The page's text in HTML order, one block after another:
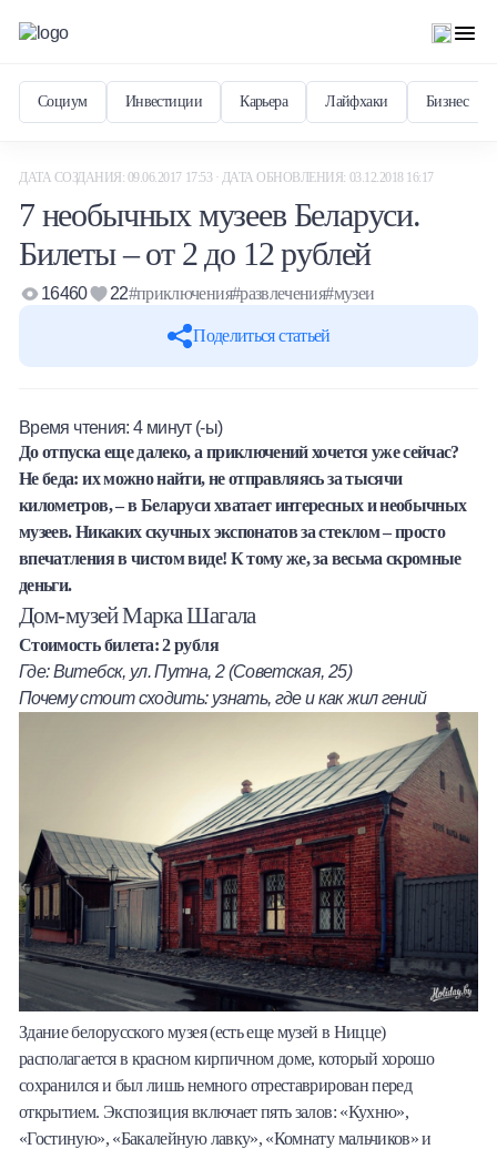
Социум Инвестиции Карьера Лайфхаки Бизнес
Халва
Онлайн-обменник
Премиальный сервис Prime Line
Мобильный банк MOBY
Продукты для Бизнеса
ДАТА СОЗДАНИЯ: 09.06.2017 17:53 · ДАТА ОБНОВЛЕНИЯ: 03.12.2018 16:17
7 необычных музеев Беларуси.
Билеты – от 2 до 12 рублей
Поделиться статьей
16460 22#приключения#развлечения#музеи
Время чтения:4 минут (-ы)
До отпуска еще далеко, а приключений хочется уже сейчас?
Не беда: их можно найти, не отправляясь за тысячи
километров, – в Беларуси хватает интересных и необычных
музеев. Никаких скучных экспонатов за стеклом – просто
впечатления в чистом виде! К тому же, за весьма скромные
деньги.
Дом-музей Марка Шагала
Стоимость билета: 2 рубля
Где: Витебск, ул. Путна, 2 (Советская, 25)
Почему стоит сходить: узнать, где и как жил гений
Здание белорусского музея (есть еще музей в Ницце)
располагается в красном кирпичном доме, который хорошо
сохранился и был лишь немного отреставрирован перед
открытием. Экспозиция включает пять залов: «Кухню»,
«Гостиную», «Бакалейную лавку», «Комнату мальчиков» и